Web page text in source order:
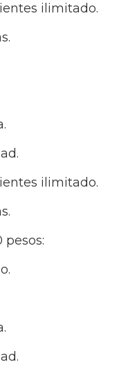
ilimitado.
ilimitado.